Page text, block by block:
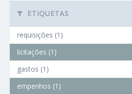
ETIQUETAS
requisições (1)
licitações (1)
gastos (1)
empenhos (1)